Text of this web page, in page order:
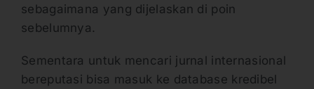
sebagaimana yang dijelaskan di poin
sebelumnya.
Sementara untuk mencari jurnal internasional
bereputasi bisa masuk ke database kredibel